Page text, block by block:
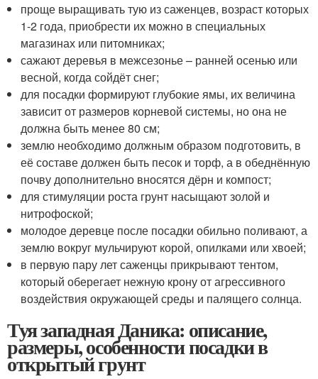
проще выращивать тую из саженцев, возраст которых
1-2 года, приобрести их можно в специальных
магазинах или питомниках;
сажают деревья в межсезонье – ранней осенью или
весной, когда сойдёт снег;
для посадки формируют глубокие ямы, их величина
зависит от размеров корневой системы, но она не
должна быть менее 80 см;
землю необходимо должным образом подготовить, в
её составе должен быть песок и торф, а в обеднённую
почву дополнительно вносятся дёрн и компост;
для стимуляции роста грунт насыщают золой и
нитрофоской;
молодое деревце после посадки обильно поливают, а
землю вокруг мульчируют корой, опилками или хвоей;
в первую пару лет саженцы прикрывают тентом,
который оберегает нежную крону от агрессивного
воздействия окружающей среды и палящего солнца.
Туя западная Даника: описание,
размеры, особенности посадки в
открытый грунт